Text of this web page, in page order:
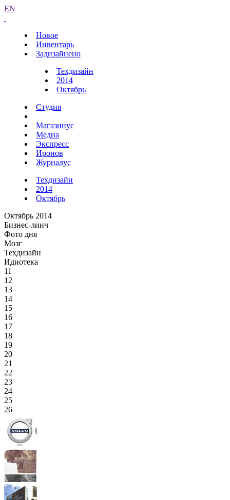
EN
Новое
Инвентарь
Задизайнено
Техдизайн
2014
Октябрь
Студия
Магазинус
Медиа
Экспресс
Иронов
Журналус
Техдизайн
2014
Октябрь
Октябрь 2014
Бизнес-линч
Фото дня
Мозг
Техдизайн
Идиотека
11
12
13
14
15
16
17
18
19
20
21
22
23
24
25
26